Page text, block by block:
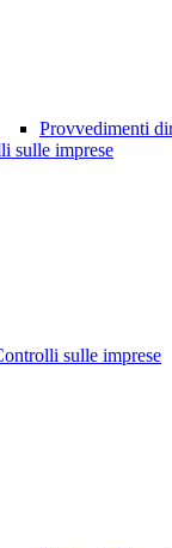
Provvedimenti
sulle imprese
sulle imprese